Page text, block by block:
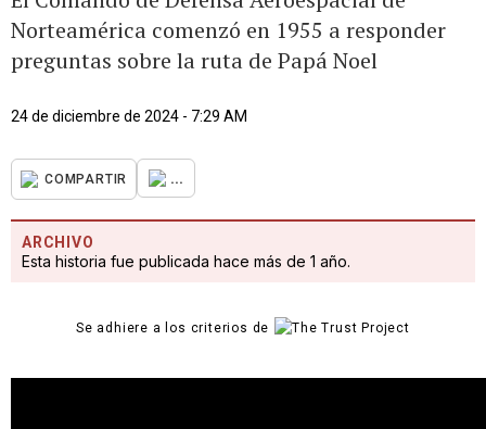
Norteamérica comenzó en 1955 a responder
preguntas sobre la ruta de Papá Noel
24 de diciembre de 2024 - 7:29 AM
COMPARTIR ...
ARCHIVO
Esta historia fue publicada hace más de 1 año.
Se adhiere a los criterios de